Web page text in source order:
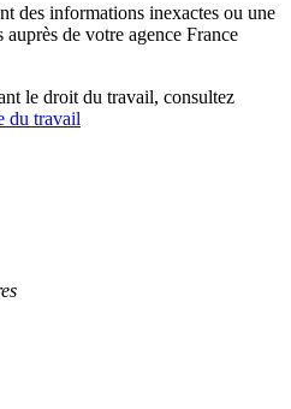
des informations inexactes ou une
auprès de votre agence France
le droit du travail, consultez
du travail